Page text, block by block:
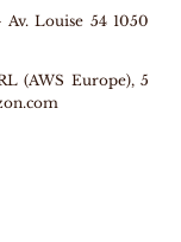
Louise 54 1050
(AWS Europe), 5